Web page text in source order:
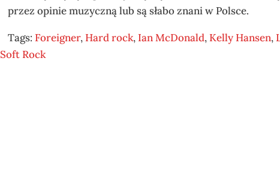
przez opinie muzyczną lub są słabo znani w Polsce.
Tags: Foreigner, Hard rock, Ian McDonald, Kelly Hansen,
Soft Rock